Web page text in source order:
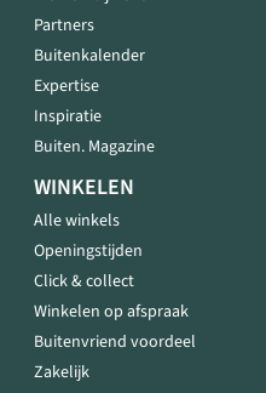
Partners
Buitenkalender
Expertise
Inspiratie
Buiten. Magazine
WINKELEN
Alle winkels
Openingstijden
Click & collect
Winkelen op afspraak
Buitenvriend voordeel
Zakelijk